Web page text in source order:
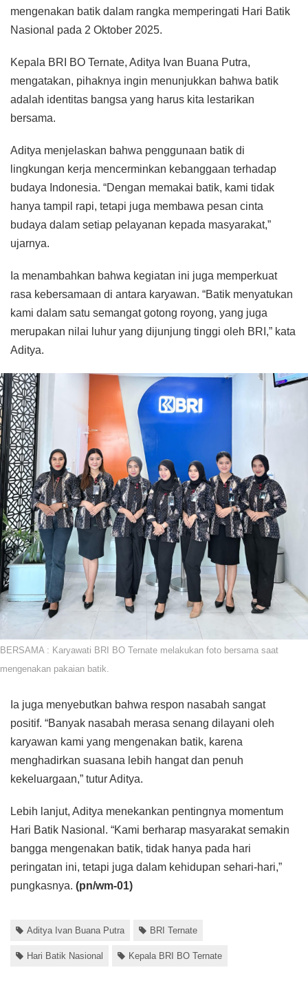
mengenakan batik dalam rangka memperingati Hari Batik
Nasional pada 2 Oktober 2025.
Kepala BRI BO Ternate, Aditya Ivan Buana Putra,
mengatakan, pihaknya ingin menunjukkan bahwa batik
adalah identitas bangsa yang harus kita lestarikan
bersama.
Aditya menjelaskan bahwa penggunaan batik di
lingkungan kerja mencerminkan kebanggaan terhadap
budaya Indonesia. “Dengan memakai batik, kami tidak
hanya tampil rapi, tetapi juga membawa pesan cinta
budaya dalam setiap pelayanan kepada masyarakat,”
ujarnya.
Ia menambahkan bahwa kegiatan ini juga memperkuat
rasa kebersamaan di antara karyawan. “Batik menyatukan
kami dalam satu semangat gotong royong, yang juga
merupakan nilai luhur yang dijunjung tinggi oleh BRI,” kata
Aditya.
BERSAMA : Karyawati BRI BO Ternate melakukan foto bersama saat
mengenakan pakaian batik.
Ia juga menyebutkan bahwa respon nasabah sangat
positif. “Banyak nasabah merasa senang dilayani oleh
karyawan kami yang mengenakan batik, karena
menghadirkan suasana lebih hangat dan penuh
kekeluargaan,” tutur Aditya.
Lebih lanjut, Aditya menekankan pentingnya momentum
Hari Batik Nasional. “Kami berharap masyarakat semakin
bangga mengenakan batik, tidak hanya pada hari
peringatan ini, tetapi juga dalam kehidupan sehari-hari,”
pungkasnya. (pn/wm-01)
Aditya Ivan Buana Putra BRI Ternate
Hari Batik Nasional Kepala BRI BO Ternate